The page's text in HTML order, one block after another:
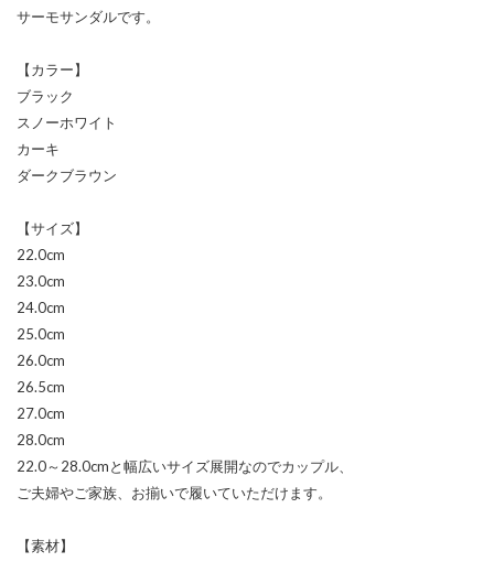
サーモサンダルです。
【カラー】
ブラック
スノーホワイト
カーキ
ダークブラウン
【サイズ】
22.0cm
23.0cm
24.0cm
25.0cm
26.0cm
26.5cm
27.0cm
28.0cm
22.0～28.0cmと幅広いサイズ展開なのでカップル、
ご夫婦やご家族、お揃いで履いていただけます。
【素材】